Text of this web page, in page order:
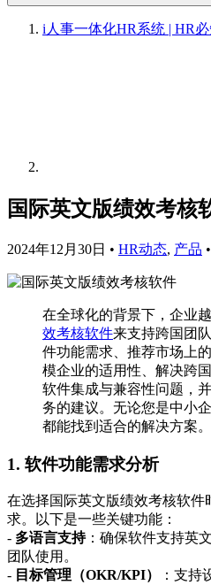
i人事一体化HR系统 | HR
国际英文版绩效考核
2024年12月30日 • HR动态, 产品 •
在全球化的背景下，企业
效考核软件来支持跨国团
件功能需求、推荐市场上
模企业的适用性、解决跨
软件集成与兼容性问题，
务的建议。无论您是中小
都能找到适合的解决方案。
1. 软件功能需求分析
在选择国际英文版绩效考核软
求。以下是一些关键功能：
- 多语言支持：确保软件支持英
团队使用。
- 目标管理（OKR/KPI）
：支持